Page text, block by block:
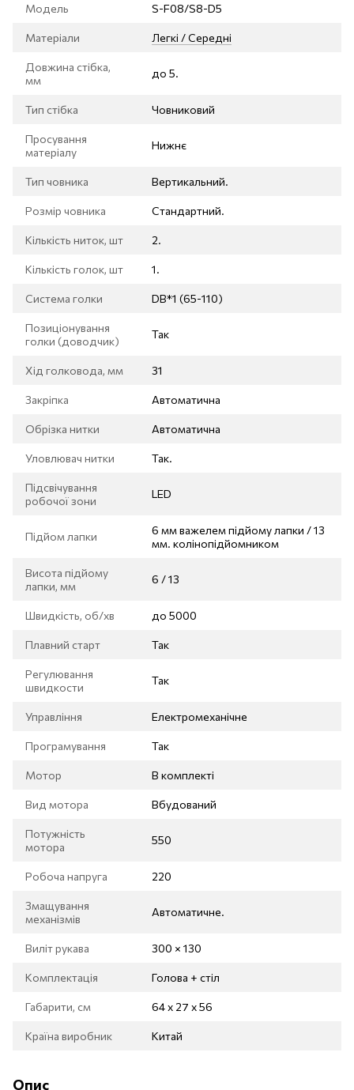
Модель S-F08/S8-D5
Матеріали Легкі / Середні
Довжина стібка,
мм
до 5.
Тип стібка Човниковий
Просування
матеріалу
Нижнє
Тип човника Вертикальний.
Розмір човника Стандартний.
Кількість ниток, шт 2.
Кількість голок, шт 1.
Система голки DB*1 (65-110)
Позиціонування
голки (доводчик)
Так
Хід голковода, мм 31
Закріпка Автоматична
Обрізка нитки Автоматична
Уловлювач нитки Так.
Підсвічування
робочої зони
LED
Підйом лапки
6 мм важелем підйому лапки / 13
мм. колінопідйомником
Висота підйому
лапки, мм
6 / 13
Швидкість, об/хв до 5000
Плавний старт Так
Регулювання
швидкости
Так
Управління Електромеханічне
Програмування Так
Мотор В комплекті
Вид мотора Вбудований
Потужність
мотора
550
Робоча напруга 220
Змащування
механізмів
Автоматичне.
Виліт рукава 300 × 130
Комплектація Голова + стіл
Габарити, см 64 х 27 х 56
Країна виробник Китай
Опис